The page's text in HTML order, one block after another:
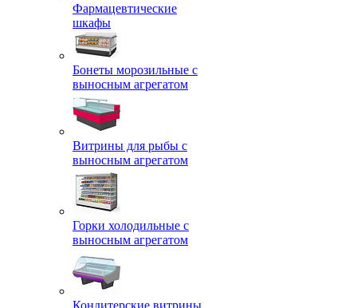
Фармацевтические
шкафы
Бонеты морозильные с
выносным агрегатом
Витрины для рыбы с
выносным агрегатом
Горки холодильные с
выносным агрегатом
Кондитерские витрины